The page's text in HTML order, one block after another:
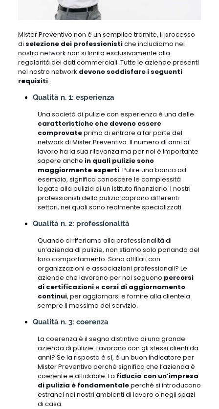
Mister Preventivo non è un semplice tramite, il processo
di selezione dei professionistiche includiamo nel
nostro network non si limita esclusivamente alla
regolarità dei dati commerciali. Tutte le aziende presenti
nel nostro network devono soddisfare i seguenti
requisiti:
Qualità n. 1: esperienza
Una società di pulizie con esperienza è una delle
caratteristiche che devono essere
comprovateprima di entrare a far parte del
network di Mister Preventivo. Il numero di anni di
lavoro ha la sua rilevanza ma per noi è importante
sapere anche in quali pulizie sono
maggiormente esperti. Pulire una banca ad
esempio, significa conoscere le complessità
legate alla pulizia di un istituto finanziario. I nostri
professionisti della pulizia coprono differenti
settori, nei quali sono realmente specializzati.
Qualità n. 2: professionalità
Quando ci riferiamo alla professionalità di
un’azienda di pulizie, non stiamo solo parlando del
loro comportamento. Sono affiliati con
organizzazioni e associazioni professionali? Le
aziende che lavorano per noi seguono percorsi
di certificazionie corsi di aggiornamento
continui, per aggiornarsi e fornire alla clientela
sempre il massimo del servizio.
Qualità n. 3: coerenza
La coerenza è il segno distintivo di una grande
azienda di pulizie. Lavorano con gli stessi clienti da
anni? Se la risposta è sì, è un buon indicatore per
Mister Preventivo perché significa che l’azienda è
coerente e affidabile. La fiducia con un’impresa
di pulizia è fondamentaleperché si introducono
estranei nei nostri ambienti di lavoro o negli spazi
di casa.